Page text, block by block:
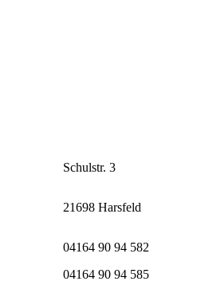
Schulstr. 3
21698 Harsfeld
04164 90 94 582
04164 90 94 585